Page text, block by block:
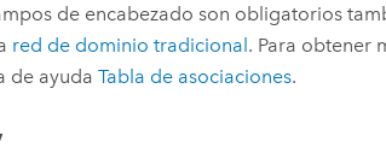
de encabezado son obligatorios
red de dominio tradicional. Para obtener
de ayuda Tabla de asociaciones.